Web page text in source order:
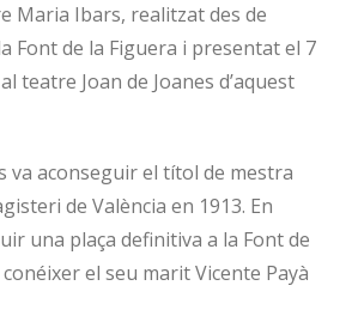
Maria Ibars, realitzat des de
Font de la Figuera i presentat el 7
teatre Joan de Joanes d’aquest
va aconseguir el títol de mestra
de València en 1913. En
una plaça definitiva a la Font de
el seu marit Vicente Payà